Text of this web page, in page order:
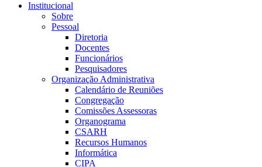
Institucional
Sobre
Pessoal
Diretoria
Docentes
Funcionários
Pesquisadores
Organização Administrativa
Calendário de Reuniões
Congregação
Comissões Assessoras
Organograma
CSARH
Recursos Humanos
Informática
CIPA